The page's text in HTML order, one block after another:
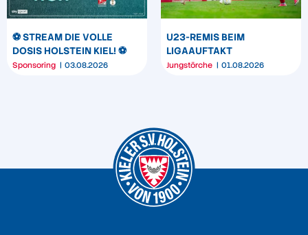
⚽️ STREAM DIE VOLLE
DOSIS HOLSTEIN KIEL! ⚽️
Sponsoring 03.08.2026
U23-REMIS BEIM
LIGAAUFTAKT
Jungstörche 01.08.2026